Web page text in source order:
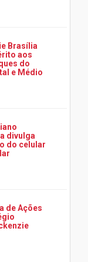
Brasília
aos
do
e Médio
divulga
do celular
de Ações